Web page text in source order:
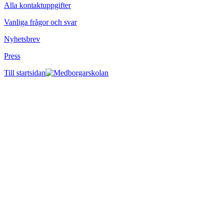
Alla kontaktuppgifter
Vanliga frågor och svar
Nyhetsbrev
Press
Till startsidan